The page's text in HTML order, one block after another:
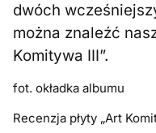
dwóch
można znaleźć
Komitywa III”.
fot. okładka albumu
Recenzja płyty „Art